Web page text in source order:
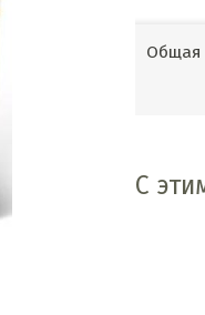
Общая
С